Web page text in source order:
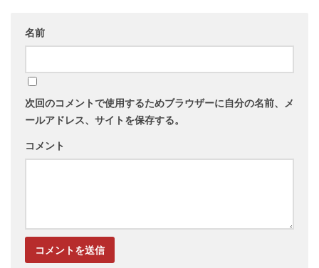
名前
次回のコメントで使用するためブラウザーに自分の名前、メ
ールアドレス、サイトを保存する。
コメント